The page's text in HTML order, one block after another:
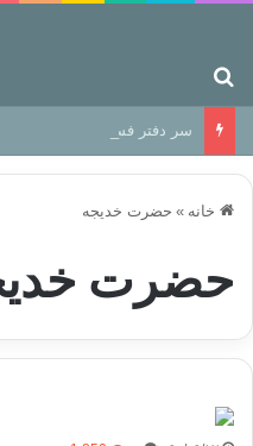
سر دفتر فساد در زمین‌، دوری
خانه » حضرت خدیجه
حضرت